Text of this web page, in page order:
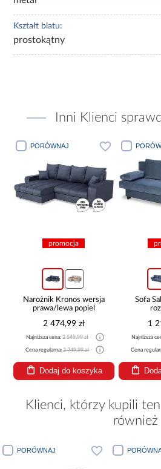
Kształt blatu:
prostokątny
Inni Klienci
PORÓWNAJ
promocja
Narożnik Kronos wersja
prawa/lewa popiel
2 474,99 zł
Najniższa cena:2 549,99 zł
Cena regularna:2 749,99 zł
Dodaj do koszyka
Sofa
1
Najniższa
Cena
Klienci, którzy kupili
również
PORÓWNAJ